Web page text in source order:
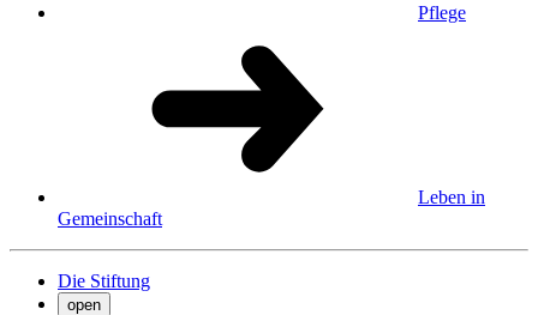
Pflege
Leben in
Gemeinschaft
Die Stiftung
open